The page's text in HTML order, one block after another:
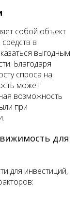
собой объект
в
выгодным
Благодаря
спроса на
может
возможность
при
для
для инвестиций,